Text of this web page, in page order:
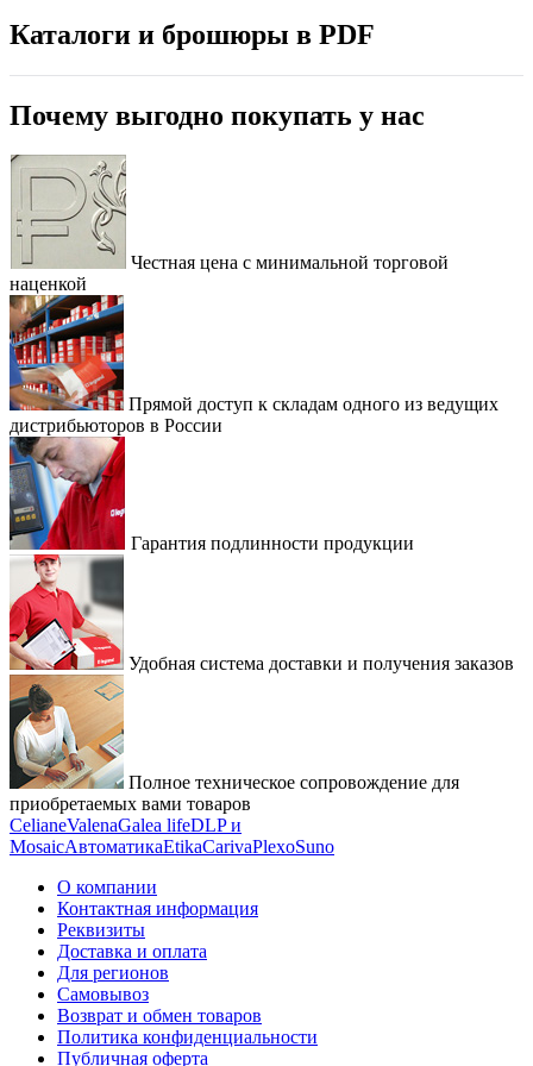
Каталоги и брошюры в PDF
Почему выгодно покупать у нас
Честная цена с минимальной торговой
наценкой
Прямой доступ к складам одного из ведущих
дистрибьюторов в России
Гарантия подлинности продукции
Удобная система доставки и получения заказов
Полное техническое сопровождение для
приобретаемых вами товаров
CelianeValenaGalea lifeDLP и
MosaicАвтоматикаEtikaCarivaPlexoSuno
О компании
Контактная информация
Реквизиты
Доставка и оплата
Для регионов
Самовывоз
Возврат и обмен товаров
Политика конфиденциальности
Публичная оферта